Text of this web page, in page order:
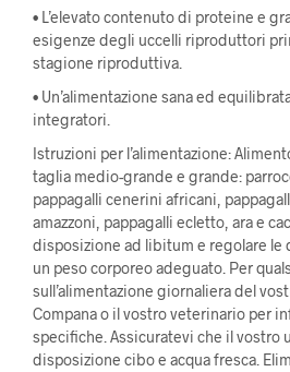
• L’elevato contenuto di proteine ​​e
esigenze degli uccelli riproduttori
stagione riproduttiva.
• Un’alimentazione sana ed
integratori.
Istruzioni per l’alimentazione:
taglia medio-grande e grande:
pappagalli cenerini africani,
amazzoni, pappagalli ecletto, ara e
disposizione ad libitum e regolare le
un peso corporeo adeguato. Per
sull’alimentazione giornaliera del
Compana o il vostro veterinario per
specifiche. Assicuratevi che il vostro
disposizione cibo e acqua fresca.